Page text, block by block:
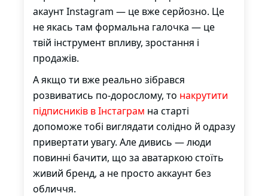
акаунт Instagram — це вже серйозно. Це
не якась там формальна галочка — це
твій інструмент впливу, зростання і
продажів.
А якщо ти вже реально зібрався
розвиватись по-дорослому, то накрутити
підписників в Інстаграм на старті
допоможе тобі виглядати солідно й одразу
привертати увагу. Але дивись — люди
повинні бачити, що за аватаркою стоїть
живий бренд, а не просто аккаунт без
обличчя.